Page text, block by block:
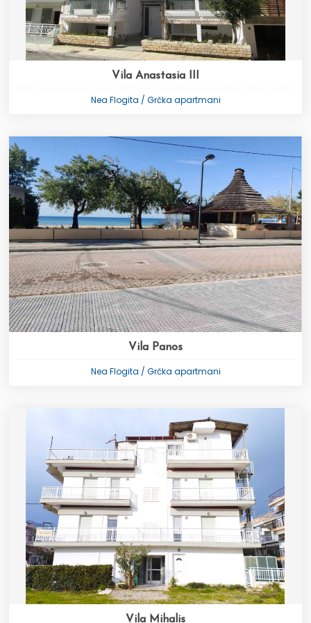
Vila Anastasia III
Nea Flogita / Grčka apartmani
Vila Panos
Nea Flogita / Grčka apartmani
Vila Mihalis